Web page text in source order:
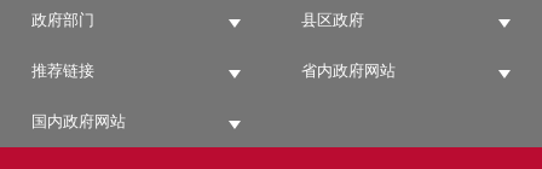
政府部门 县区政府
推荐链接 省内政府网站
国内政府网站